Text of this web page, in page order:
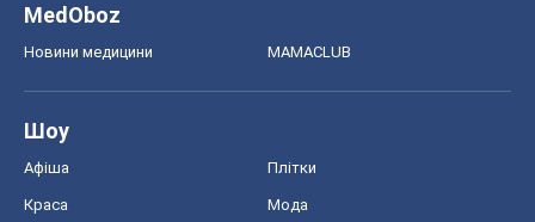
MedOboz
Новини медицини MAMACLUB
Шоу
Афіша Плітки
Краса Мода